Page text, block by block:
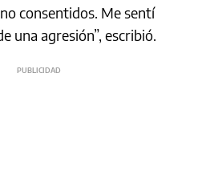
consentidos. Me sentí
una agresión”, escribió.